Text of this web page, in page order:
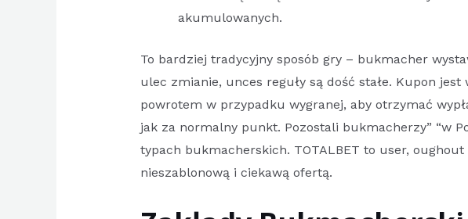
akumulowanych.
To bardziej tradycyjny sposób gry – bukmacher
ulec zmianie, unces reguły są dość stałe. Kupon
powrotem w przypadku wygranej, aby otrzymać
jak za normalny punkt. Pozostali bukmacherzy” “w
typach bukmacherskich. TOTALBET to user,
nieszablonową i ciekawą ofertą.